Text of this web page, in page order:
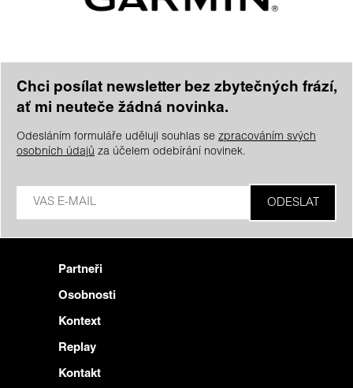
Chci posílat newsletter bez zbytečných frází,
ať mi neuteče žádná novinka.
Odesláním formuláře uděluji souhlas se zpracováním svých
osobních údajů za účelem odebírání novinek.
Partneři
Osobnosti
Kontext
Replay
Kontakt